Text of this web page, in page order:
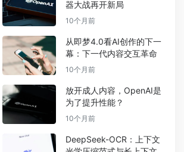
器大战再开新局
10个月前
从即梦4.0看AI创作的下一
幕：下一代内容交互革命
10个月前
放开成人内容，OpenAI是
为了提升性能？
10个月前
DeepSeek-OCR：上下文